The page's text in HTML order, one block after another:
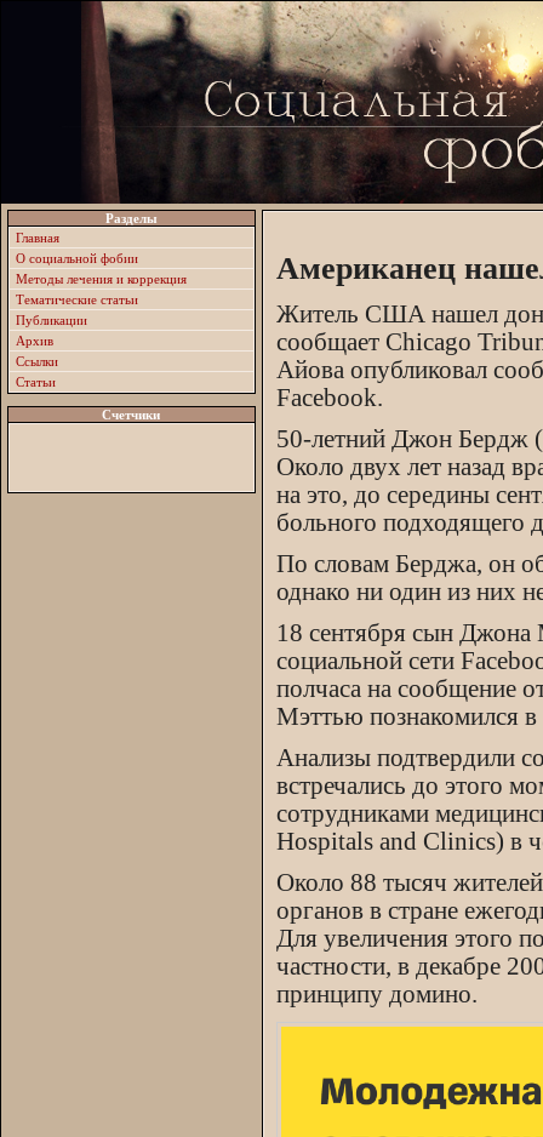
Разделы
Главная
О социальной фобии
Методы лечения и коррекция
Тематические статьи
Публикации
Архив
Ссылки
Статьи
Счетчики
Американец
Житель США нашел
сообщает Chicago
Айова опубликовал
Facebook.
50-летний Джон Бердж
Около двух лет назад
на это, до середины
больного подходящего
По словам Берджа, он
однако ни один из них
18 сентября сын Джона
социальной сети
полчаса на сообщение
Мэттью познакомился в
Анализы подтвердили
встречались до этого
сотрудниками
Hospitals and Clinics) в
Около 88 тысяч
органов в стране
Для увеличения этого
частности, в декабре
принципу домино.